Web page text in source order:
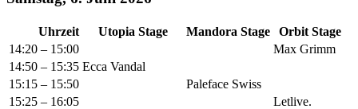
Uhrzeit Utopia Stage Mandora Stage
Orbit Stage
14:20 – 15:00
Max Grimm
14:50 – 15:35 Ecca Vandal
15:15 – 15:50
Paleface Swiss
15:25 – 16:05
Letlive.